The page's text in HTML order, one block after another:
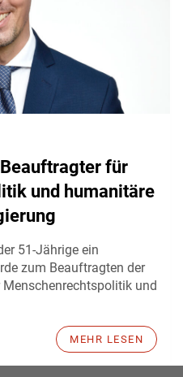
für
und humanitäre
51-Jährige ein
zum Beauftragten der
und
MEHR LESEN